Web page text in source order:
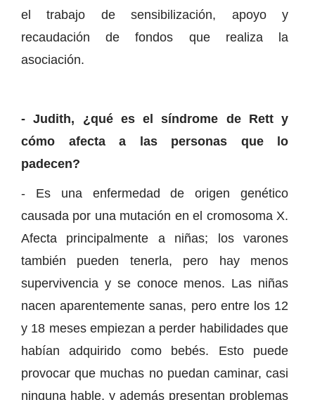
el trabajo de sensibilización, apoyo y
recaudación de fondos que realiza la
asociación.
- Judith, ¿qué es el síndrome de Rett y
cómo afecta a las personas que lo
padecen?
- Es una enfermedad de origen genético
causada por una mutación en el cromosoma X.
Afecta principalmente a niñas; los varones
también pueden tenerla, pero hay menos
supervivencia y se conoce menos. Las niñas
nacen aparentemente sanas, pero entre los 12
y 18 meses empiezan a perder habilidades que
habían adquirido como bebés. Esto puede
provocar que muchas no puedan caminar, casi
ninguna hable, y además presentan problemas